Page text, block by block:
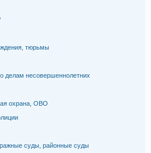
тюрьмы
делам несовершеннолетних
охрана, ОВО
суды, районные суды